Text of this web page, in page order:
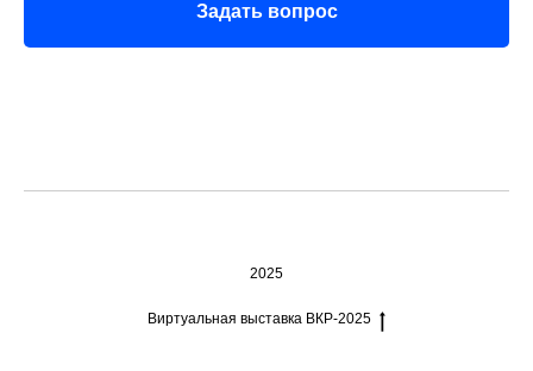
Задать вопрос
2025
Виртуальная выставка ВКР-2025